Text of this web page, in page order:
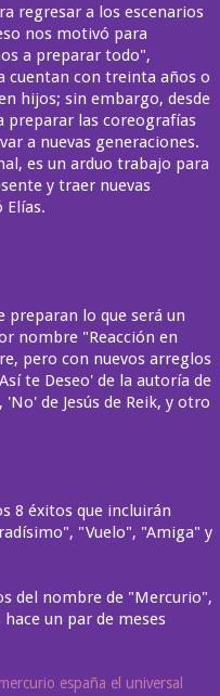
regresar a los escenarios
nos motivó para
a preparar todo",
cuentan con treinta años o
hijos; sin embargo, desde
preparar las coreografías
a nuevas generaciones.
es un arduo trabajo para
y traer nuevas
Elías.
preparan lo que será un
nombre "Reacción en
pero con nuevos arreglos
te Deseo' de la autoría de
de Jesús de Reik, y otro
8 éxitos que incluirán
"Vuelo", "Amiga" y
del nombre de "Mercurio",
un par de meses
españa el universal